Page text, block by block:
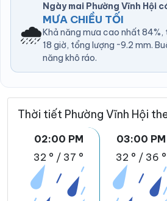
🌧️
Ngày mai Phường Vĩnh Hội
MƯA CHIỀU TỐI
Khả năng mưa cao nhất
18 giờ, tổng lượng ~9.2 mm.
năng khô ráo.
Thời tiết Phường Vĩnh Hội
02:00 PM
32 ° / 37 °
03:00 PM
32 ° / 36 °